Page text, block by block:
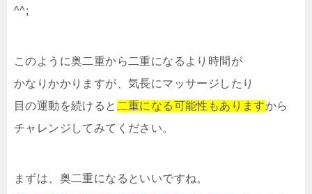
^^;
このように奥二重から二重になるより時間が
かなりかかりますが、気長にマッサージしたり
目の運動を続けると 二重になる可能性もありますから
チャレンジしてみてください。
まずは、奥二重になるといいですね。